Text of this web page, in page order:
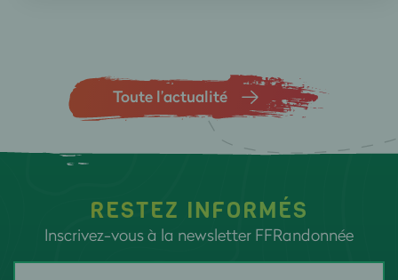
Toute l’actualité
RESTEZ INFORMÉS
Inscrivez-vous à la newsletter FFRandonnée